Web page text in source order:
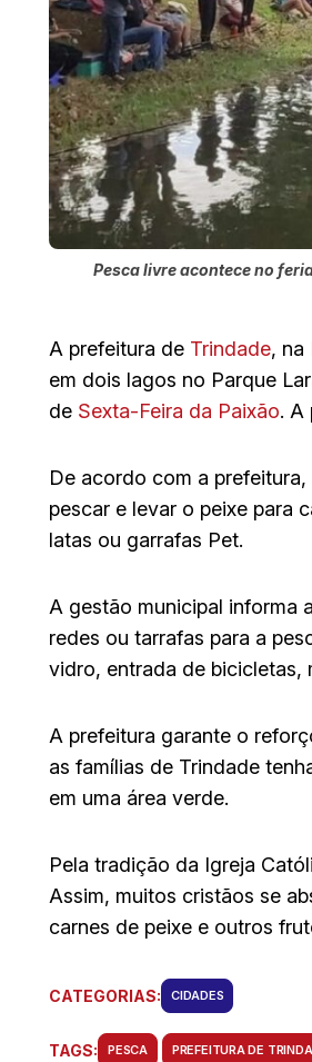
Pesca livre acontece no
A prefeitura de Trindade, na
em dois lagos no Parque
de Sexta-Feira da Paixão. A
De acordo com a
pescar e levar o peixe para
latas ou garrafas Pet.
A gestão municipal informa
redes ou tarrafas para a
vidro, entrada de bicicletas,
A prefeitura garante o
as famílias de Trindade
em uma área verde.
Pela tradição da Igreja
Assim, muitos cristãos se
carnes de peixe e outros
CATEGORIAS: CIDADES
TAGS: PESCA PREFEITURA DE